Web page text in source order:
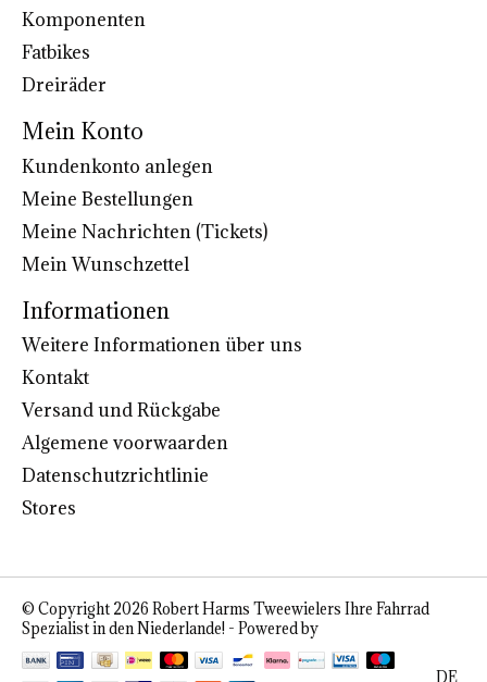
Komponenten
Fatbikes
Dreiräder
Mein Konto
Kundenkonto anlegen
Meine Bestellungen
Meine Nachrichten (Tickets)
Mein Wunschzettel
Informationen
Weitere Informationen über uns
Kontakt
Versand und Rückgabe
Algemene voorwaarden
Datenschutzrichtlinie
Stores
© Copyright 2026 Robert Harms Tweewielers Ihre Fahrrad
Spezialist in den Niederlande! - Powered by
DE